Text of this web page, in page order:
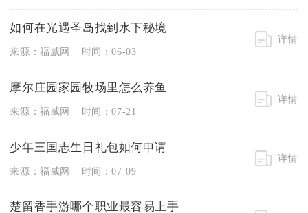
如何在光遇圣岛找到水下秘境
来源：福威网 时间：06-03
详情
摩尔庄园家园牧场里怎么养鱼
来源：福威网 时间：07-21
详情
少年三国志生日礼包如何申请
来源：福威网 时间：07-09
详情
楚留香手游哪个职业最容易上手